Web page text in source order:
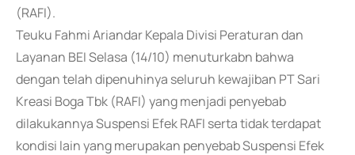
(RAFI).
Teuku Fahmi Ariandar Kepala Divisi Peraturan dan
Layanan BEI Selasa (14/10) menuturkabn bahwa
dengan telah dipenuhinya seluruh kewajiban PT Sari
Kreasi Boga Tbk (RAFI) yang menjadi penyebab
dilakukannya Suspensi Efek RAFI serta tidak terdapat
kondisi lain yang merupakan penyebab Suspensi Efek